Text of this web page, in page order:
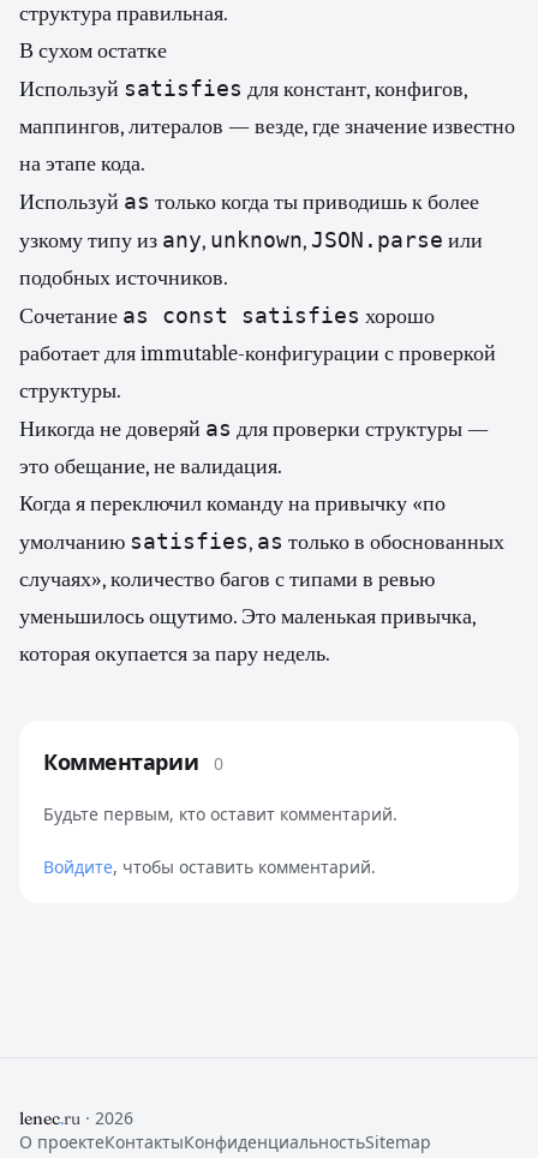
структура правильная.
В сухом остатке
Используй satisfies для констант, конфигов,
маппингов, литералов — везде, где значение известно
на этапе кода.
Используй as только когда ты приводишь к более
узкому типу из any, unknown, JSON.parse или
подобных источников.
Сочетание as const satisfies хорошо
работает для immutable-конфигурации с проверкой
структуры.
Никогда не доверяй as для проверки структуры —
это обещание, не валидация.
Когда я переключил команду на привычку «по
умолчанию satisfies, as только в обоснованных
случаях», количество багов с типами в ревью
уменьшилось ощутимо. Это маленькая привычка,
которая окупается за пару недель.
Комментарии 0
Будьте первым, кто оставит комментарий.
Войдите, чтобы оставить комментарий.
lenec.ru · 2026
О проектеКонтактыКонфиденциальностьSitemap